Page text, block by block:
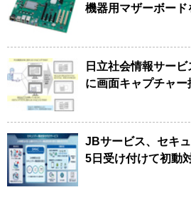
機器用マザーボード
日立社会情報サー
に画面キャプチャ
JBサービス、セキ
5日受け付けて初動